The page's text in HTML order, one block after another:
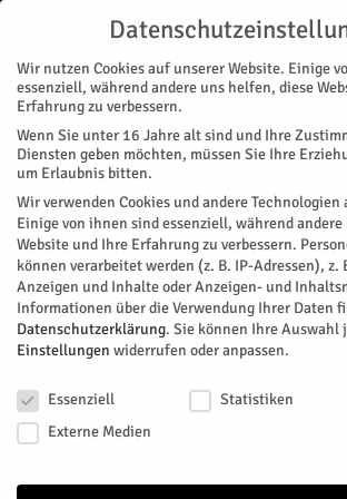
Start
« Alle Veranstaltungen
Diese Veranstaltung hat bereits stattgefunden.
Angelo Kelly & Family
Wir nutzen Cookies auf unserer Website. Einige
essenziell, während andere uns helfen, diese
Erfahrung zu verbessern.
Wenn Sie unter 16 Jahre alt sind und Ihre
Diensten geben möchten, müssen Sie Ihre
um Erlaubnis bitten.
Wir verwenden Cookies und andere Technologien
Einige von ihnen sind essenziell, während
Website und Ihre Erfahrung zu verbessern.
können verarbeitet werden (z. B. IP-Adressen),
Anzeigen und Inhalte oder Anzeigen- und
Informationen über die Verwendung Ihrer Daten
Datenschutzerklärung. Sie können Ihre Auswahl
Einstellungen widerrufen oder anpassen.
Essenziell
Statistiken
Externe Medien